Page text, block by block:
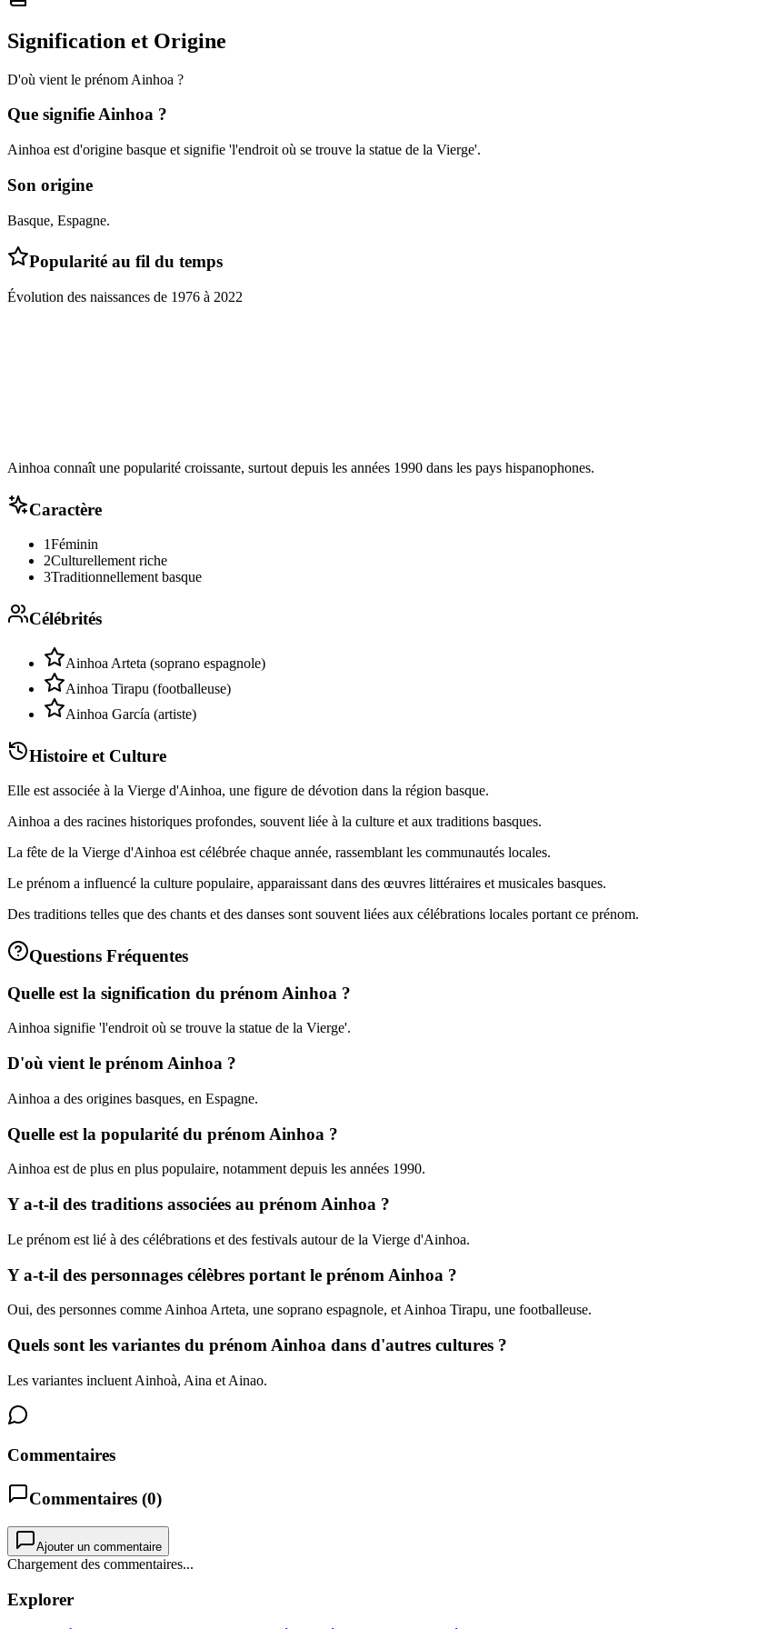
Signification et Origine
D'où vient le prénom Ainhoa ?
Que signifieAinhoa ?
Ainhoa est d'origine basque et signifie 'l'endroit où se trouve la statue de la Vierge'.
Son origine
Basque, Espagne.
Popularité au fil du temps
Évolution des naissances de 1976 à 2022
Ainhoa connaît une popularité croissante, surtout depuis les années 1990 dans les pays hispanophones.
Caractère
1Féminin
2Culturellement riche
3Traditionnellement basque
Célébrités
Ainhoa Arteta (soprano espagnole)
Ainhoa Tirapu (footballeuse)
Ainhoa García (artiste)
Histoire et Culture
Elle est associée à la Vierge d'Ainhoa, une figure de dévotion dans la région basque.
Ainhoa a des racines historiques profondes, souvent liée à la culture et aux traditions basques.
La fête de la Vierge d'Ainhoa est célébrée chaque année, rassemblant les communautés locales.
Le prénom a influencé la culture populaire, apparaissant dans des œuvres littéraires et musicales basques.
Des traditions telles que des chants et des danses sont souvent liées aux célébrations locales portant ce prénom.
Questions Fréquentes
Quelle est la signification du prénom Ainhoa ?
Ainhoa signifie 'l'endroit où se trouve la statue de la Vierge'.
D'où vient le prénom Ainhoa ?
Ainhoa a des origines basques, en Espagne.
Quelle est la popularité du prénom Ainhoa ?
Ainhoa est de plus en plus populaire, notamment depuis les années 1990.
Y a-t-il des traditions associées au prénom Ainhoa ?
Le prénom est lié à des célébrations et des festivals autour de la Vierge d'Ainhoa.
Y a-t-il des personnages célèbres portant le prénom Ainhoa ?
Oui, des personnes comme Ainhoa Arteta, une soprano espagnole, et Ainhoa Tirapu, une footballeuse.
Quels sont les variantes du prénom Ainhoa dans d'autres cultures ?
Les variantes incluent Ainhoà, Aina et Ainao.
Commentaires
Commentaires (0)
Ajouter un commentaire
Chargement des commentaires...
Explorer